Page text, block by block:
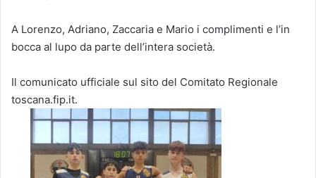
A Lorenzo, Adriano, Zaccaria e Mario i complimenti e l’in
bocca al lupo da parte dell’intera società.
Il comunicato ufficiale sul sito del Comitato Regionale
toscana.fip.it.